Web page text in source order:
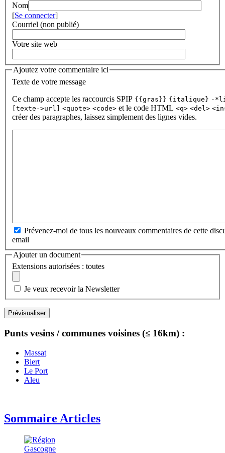
Nom
[Se connecter]
Courriel (non publié)
Votre site web
Ajoutez votre commentaire ici
Texte de votre message
Ce champ accepte les raccourcis SPIP {{gras}} {italique} -
[texte->url] <quote> <code> et le code HTML <q> <del>
créer des paragraphes, laissez simplement des lignes vides.
Prévenez-moi de tous les nouveaux commentaires de cette
email
Ajouter un document
Extensions autorisées : toutes
Je veux recevoir la Newsletter
Punts vesins / communes voisines (≤ 16km) :
Massat
Biert
Le Port
Aleu
Sommaire Articles